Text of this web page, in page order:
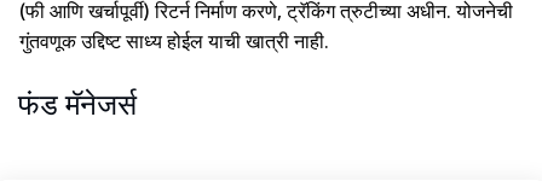
(फी आणि खर्चापूर्वी) रिटर्न निर्माण करणे, ट्रॅकिंग त्रुटीच्या अधीन. योजनेची
गुंतवणूक उद्दिष्ट साध्य होईल याची खात्री नाही.
फंड मॅनेजर्स